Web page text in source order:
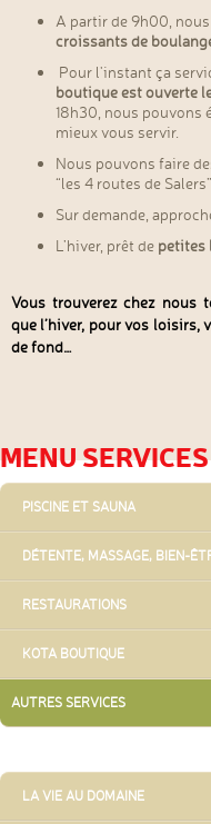
A partir de 9h00,
croissants de
Pour l'instant ça
boutique est ouverte
18h30, nous pouvons
mieux vous servir.
Nous pouvons faire
“les 4 routes de
Sur demande,
L’hiver, prêt de petites
Vous trouverez chez nous
que l’hiver, pour vos loisirs,
de fond…
MENU
ALLER
PISCINE ET SAUNA
DÉTENTE, MASSAGE, BIEN-
RESTAURATIONS
KOTA BOUTIQUE
AUTRES SERVICES
ALLER
LA VIE AU DOMAINE